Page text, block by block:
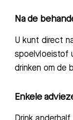
Na de
U kunt direct
spoelvloeistof
drinken om de
Enkele